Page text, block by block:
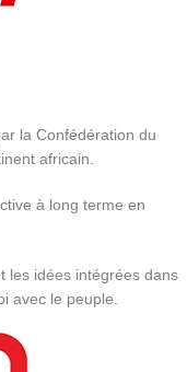
la Confédération du
africain.
à long terme en
les idées intégrées dans
avec le peuple.